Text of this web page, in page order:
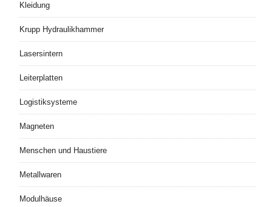
Kleidung
Krupp Hydraulikhammer
Lasersintern
Leiterplatten
Logistiksysteme
Magneten
Menschen und Haustiere
Metallwaren
Modulhäuse